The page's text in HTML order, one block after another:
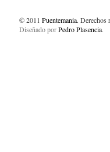
© 2011 Puentemania. Derechos
Diseñado porPedro Plasencia.